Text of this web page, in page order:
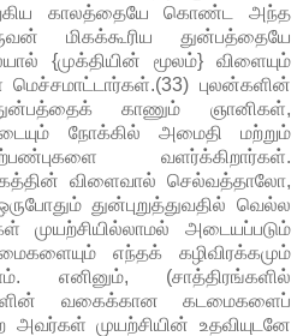
காலத்தையே கொண்ட அந்த
மிகக்கூரிய துன்பத்தையே
{முக்தியின் மூலம்} விளையும்
புலன்களின்
காணும் ஞானிகள்,
நோக்கில் அமைதி மற்றும்
வளர்க்கிறார்கள்.
விளைவால் செல்வத்தாலோ,
துன்புறுத்துவதில் வெல்ல
முயற்சியில்லாமல் அடையப்படும்
எந்தக் கழிவிரக்கமும்
எனினும், (சாத்திரங்களில்
வகைக்கான கடமைகளைப்
முயற்சியின் உதவியுடனே